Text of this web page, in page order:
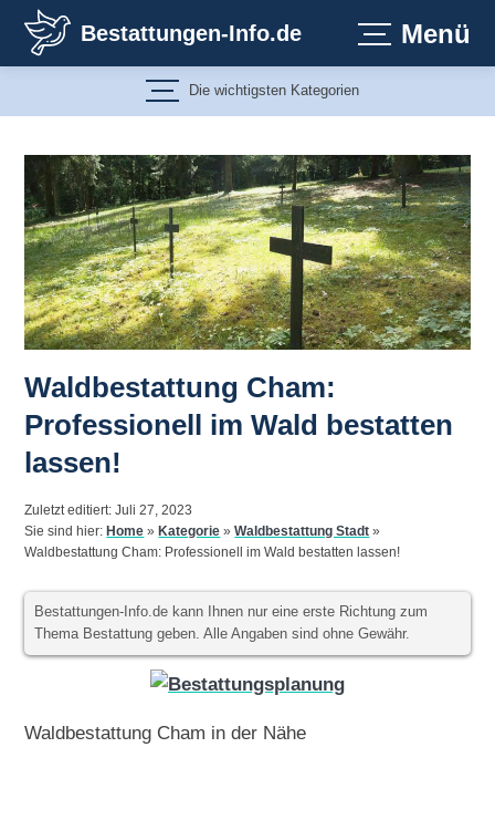
Inhalt
springen
Bestattungen-Info.de Menü
Die wichtigsten Kategorien
Waldbestattung Cham:
Professionell im Wald bestatten
lassen!
Zuletzt editiert: Juli 27, 2023
Sie sind hier:Home »Kategorie »Waldbestattung Stadt »
Waldbestattung Cham: Professionell im Wald bestatten lassen!
Bestattungen-Info.de kann Ihnen nur eine erste Richtung zum
Thema Bestattung geben. Alle Angaben sind ohne Gewähr.
Waldbestattung Cham in der Nähe